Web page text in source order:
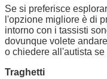
Se si preferisce
l'opzione migliore è di
intorno con i tassisti
dovunque volete
o chiedere all'autista
Traghetti